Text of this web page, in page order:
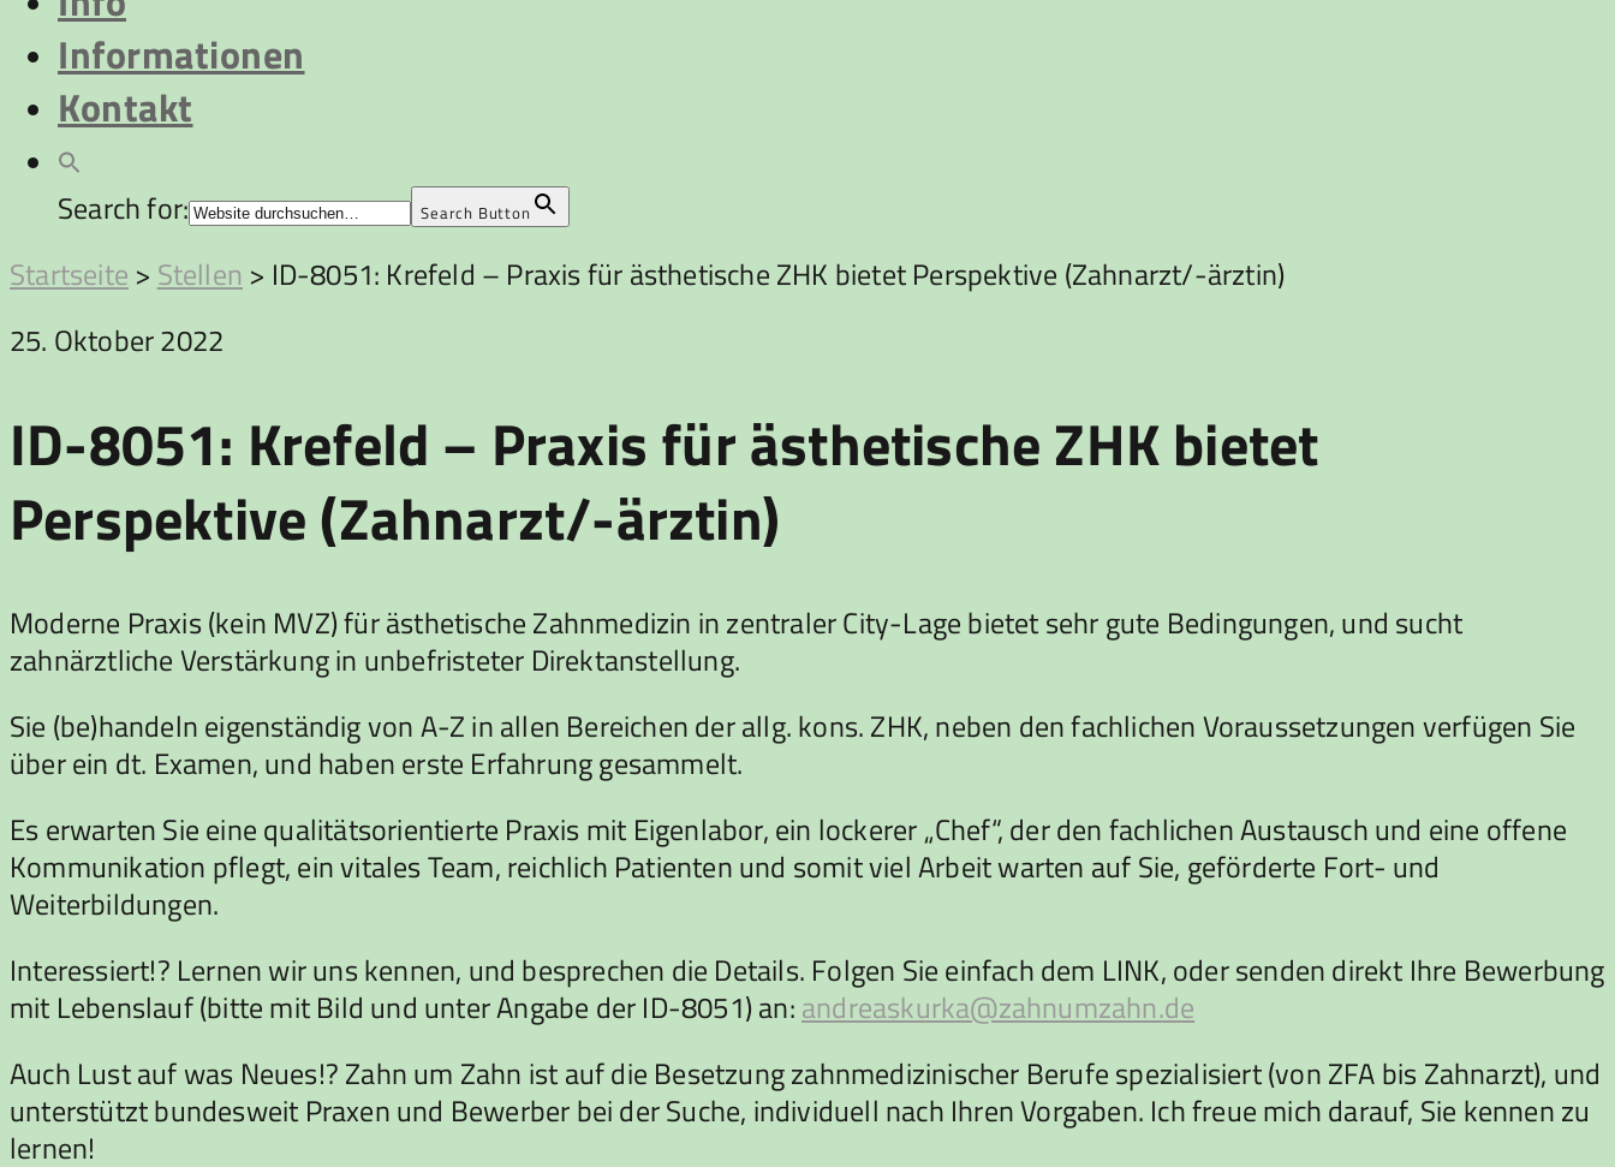
Informationen
Kontakt
Search for: Search Button
Startseite > Stellen > ID-8051: Krefeld – Praxis für ästhetische ZHK bietet Perspektive (Zahnarzt/-ärztin)
25. Oktober 2022
ID-8051: Krefeld – Praxis für ästhetische ZHK bietet
Perspektive (Zahnarzt/-ärztin)
Moderne Praxis (kein MVZ) für ästhetische Zahnmedizin in zentraler City-Lage bietet sehr gute Bedingungen, und sucht
zahnärztliche Verstärkung in unbefristeter Direktanstellung.
Sie (be)handeln eigenständig von A-Z in allen Bereichen der allg. kons. ZHK, neben den fachlichen Voraussetzungen verfügen Sie
über ein dt. Examen, und haben erste Erfahrung gesammelt.
Es erwarten Sie eine qualitätsorientierte Praxis mit Eigenlabor, ein lockerer „Chef“, der den fachlichen Austausch und eine offene
Kommunikation pflegt, ein vitales Team, reichlich Patienten und somit viel Arbeit warten auf Sie, geförderte Fort- und
Weiterbildungen.
Interessiert!? Lernen wir uns kennen, und besprechen die Details. Folgen Sie einfach dem LINK, oder senden direkt Ihre Bewerbung
mit Lebenslauf (bitte mit Bild und unter Angabe der ID-8051) an:andreaskurka@zahnumzahn.de
Auch Lust auf was Neues!? Zahn um Zahn ist auf die Besetzung zahnmedizinischer Berufe spezialisiert (von ZFA bis Zahnarzt), und
unterstützt bundesweit Praxen und Bewerber bei der Suche, individuell nach Ihren Vorgaben. Ich freue mich darauf, Sie kennen zu
lernen!